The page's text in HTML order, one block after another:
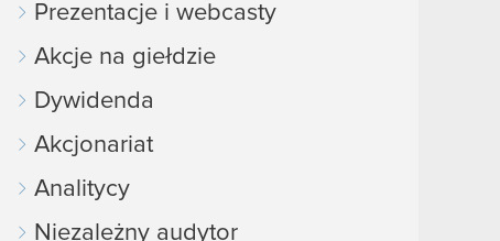
Prezentacje i webcasty
Akcje na giełdzie
Dywidenda
Akcjonariat
Analitycy
Niezależny audytor